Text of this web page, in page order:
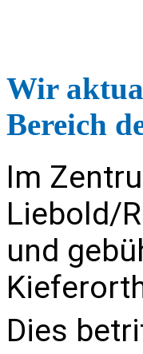
Wir
Bereich
Im
Liebold/
und
Dies